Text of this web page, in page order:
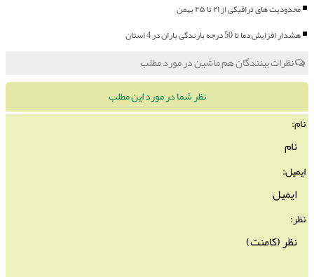
محدودیت های ترافیکی از ۲۱ تا ۲۵ بهمن
هشدار افزایش دما تا 50 درجه بارندگی باران در 4 استان
نظرات بینندگان هم ماشین در مورد مطلب
نظر شما در مورد این مطلب
نام:
ایمیل:
نظر: